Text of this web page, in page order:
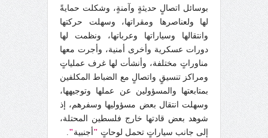
بوسائل اتصالٍ حديثةٍ وآمنةٍ، وشكلت حمايةً
لها ولعناصرها ومقراتها، وسهلت حركتها
وانتقالها وسياراتها وعرباتها، ونظمت لها
دورات عسكرية وأخرى أمنية، وأجرت معها
مناوراتٍ مختلفة، وأنشأت لها غرف عملياتٍ
ومراكز تنسيقٍ واتصالٍ مع الضباط المكلفين
بمتابعتها والمسؤولين عن عملها وتوجيهها،
وسهلت انتقال بعض مسؤوليها وسفرهم، إذ
شوهد بعض قادتها خارج فلسطين المحتلة،
إلى جانب سياراتٍ تحمل لوحاتٍ " أجنبية"
.